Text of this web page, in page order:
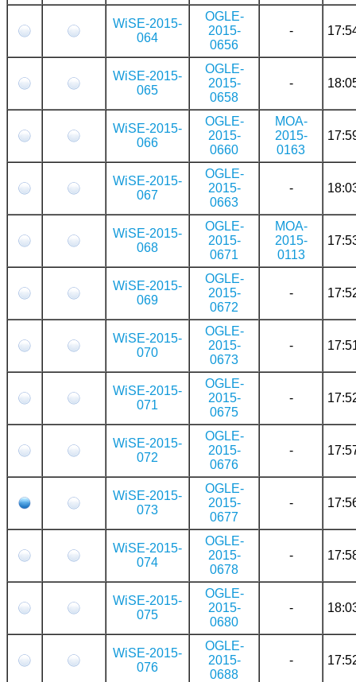
WiSE-2015-
064
OGLE-
2015-
0656
-
WiSE-2015-
065
OGLE-
2015-
0658
-
WiSE-2015-
066
OGLE-
2015-
0660
MOA-
2015-
0163
WiSE-2015-
067
OGLE-
2015-
0663
-
WiSE-2015-
068
OGLE-
2015-
0671
MOA-
2015-
0113
WiSE-2015-
069
OGLE-
2015-
0672
-
WiSE-2015-
070
OGLE-
2015-
0673
-
WiSE-2015-
071
OGLE-
2015-
0675
-
WiSE-2015-
072
OGLE-
2015-
0676
-
WiSE-2015-
073
OGLE-
2015-
0677
-
WiSE-2015-
074
OGLE-
2015-
0678
-
WiSE-2015-
075
OGLE-
2015-
0680
-
WiSE-2015-
076
OGLE-
2015-
0688
-